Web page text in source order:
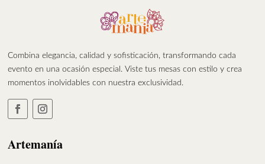
Combina elegancia, calidad y sofisticación, transformando cada
evento en una ocasión especial. Viste tus mesas con estilo y crea
momentos inolvidables con nuestra exclusividad.
Artemanía